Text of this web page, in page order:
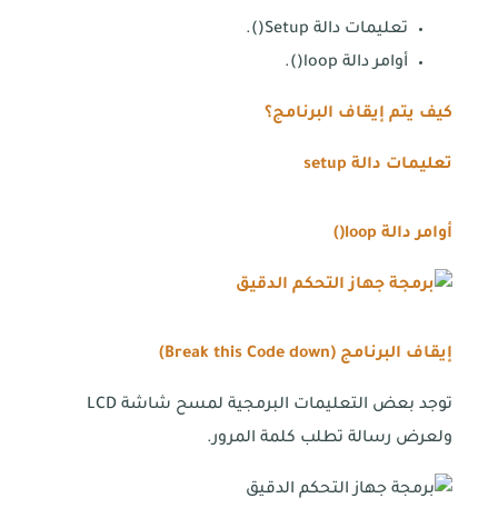
تعليمات دالة Setup().
أوامر دالة loop().
كيف يتم إيقاف البرنامج؟
تعليمات دالةsetup
أوامر دالةloop()
إيقاف البرنامج (Break this Code down
)
توجد بعض التعليمات البرمجية لمسح شاشة LCD
ولعرض رسالة تطلب كلمة المرور.